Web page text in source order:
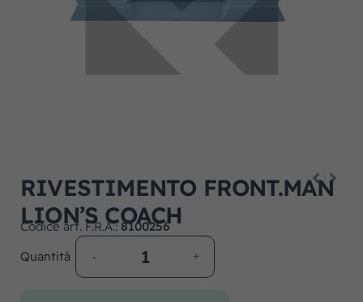
RIVESTIMENTO FRONT.MAN
LION’S COACH
Codice art. F.R.A.:8100256
Quantità